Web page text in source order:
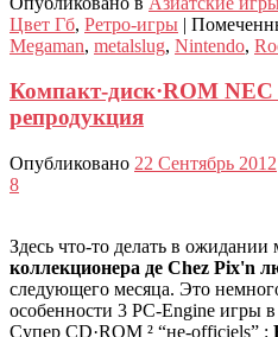
Цвет Гб, Ретро-игры |
Megaman, metalslug, Nintendo,
Компакт-диск·ROM
репродукция
Опубликовано 22 Сентябрь 2012
8
Здесь что-то делать в ожидании
коллекционера де Chez Pix'n
следующего месяца. Это
особенности 3 PC-Engine игры
Супер CD·ROM ² “не-officiels” :